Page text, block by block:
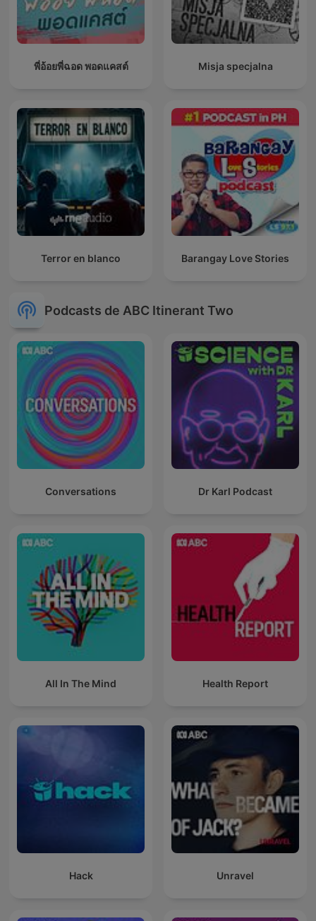
พี่อ้อยพี่ฉอด พอดแคสต์ Misja specjalna
Terror en blanco Barangay Love Stories
Podcasts de ABC Itinerant Two
Conversations Dr Karl Podcast
All In The Mind Health Report
Hack Unravel